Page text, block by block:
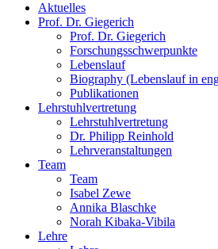
Aktuelles
Prof. Dr. Giegerich
Prof. Dr. Giegerich
Forschungsschwerpunkte
Lebenslauf
Biography (Lebenslauf in
Publikationen
Lehrstuhlvertretung
Lehrstuhlvertretung
Dr. Philipp Reinhold
Lehrveranstaltungen
Team
Team
Isabel Zewe
Annika Blaschke
Norah Kibaka-Vibila
Lehre